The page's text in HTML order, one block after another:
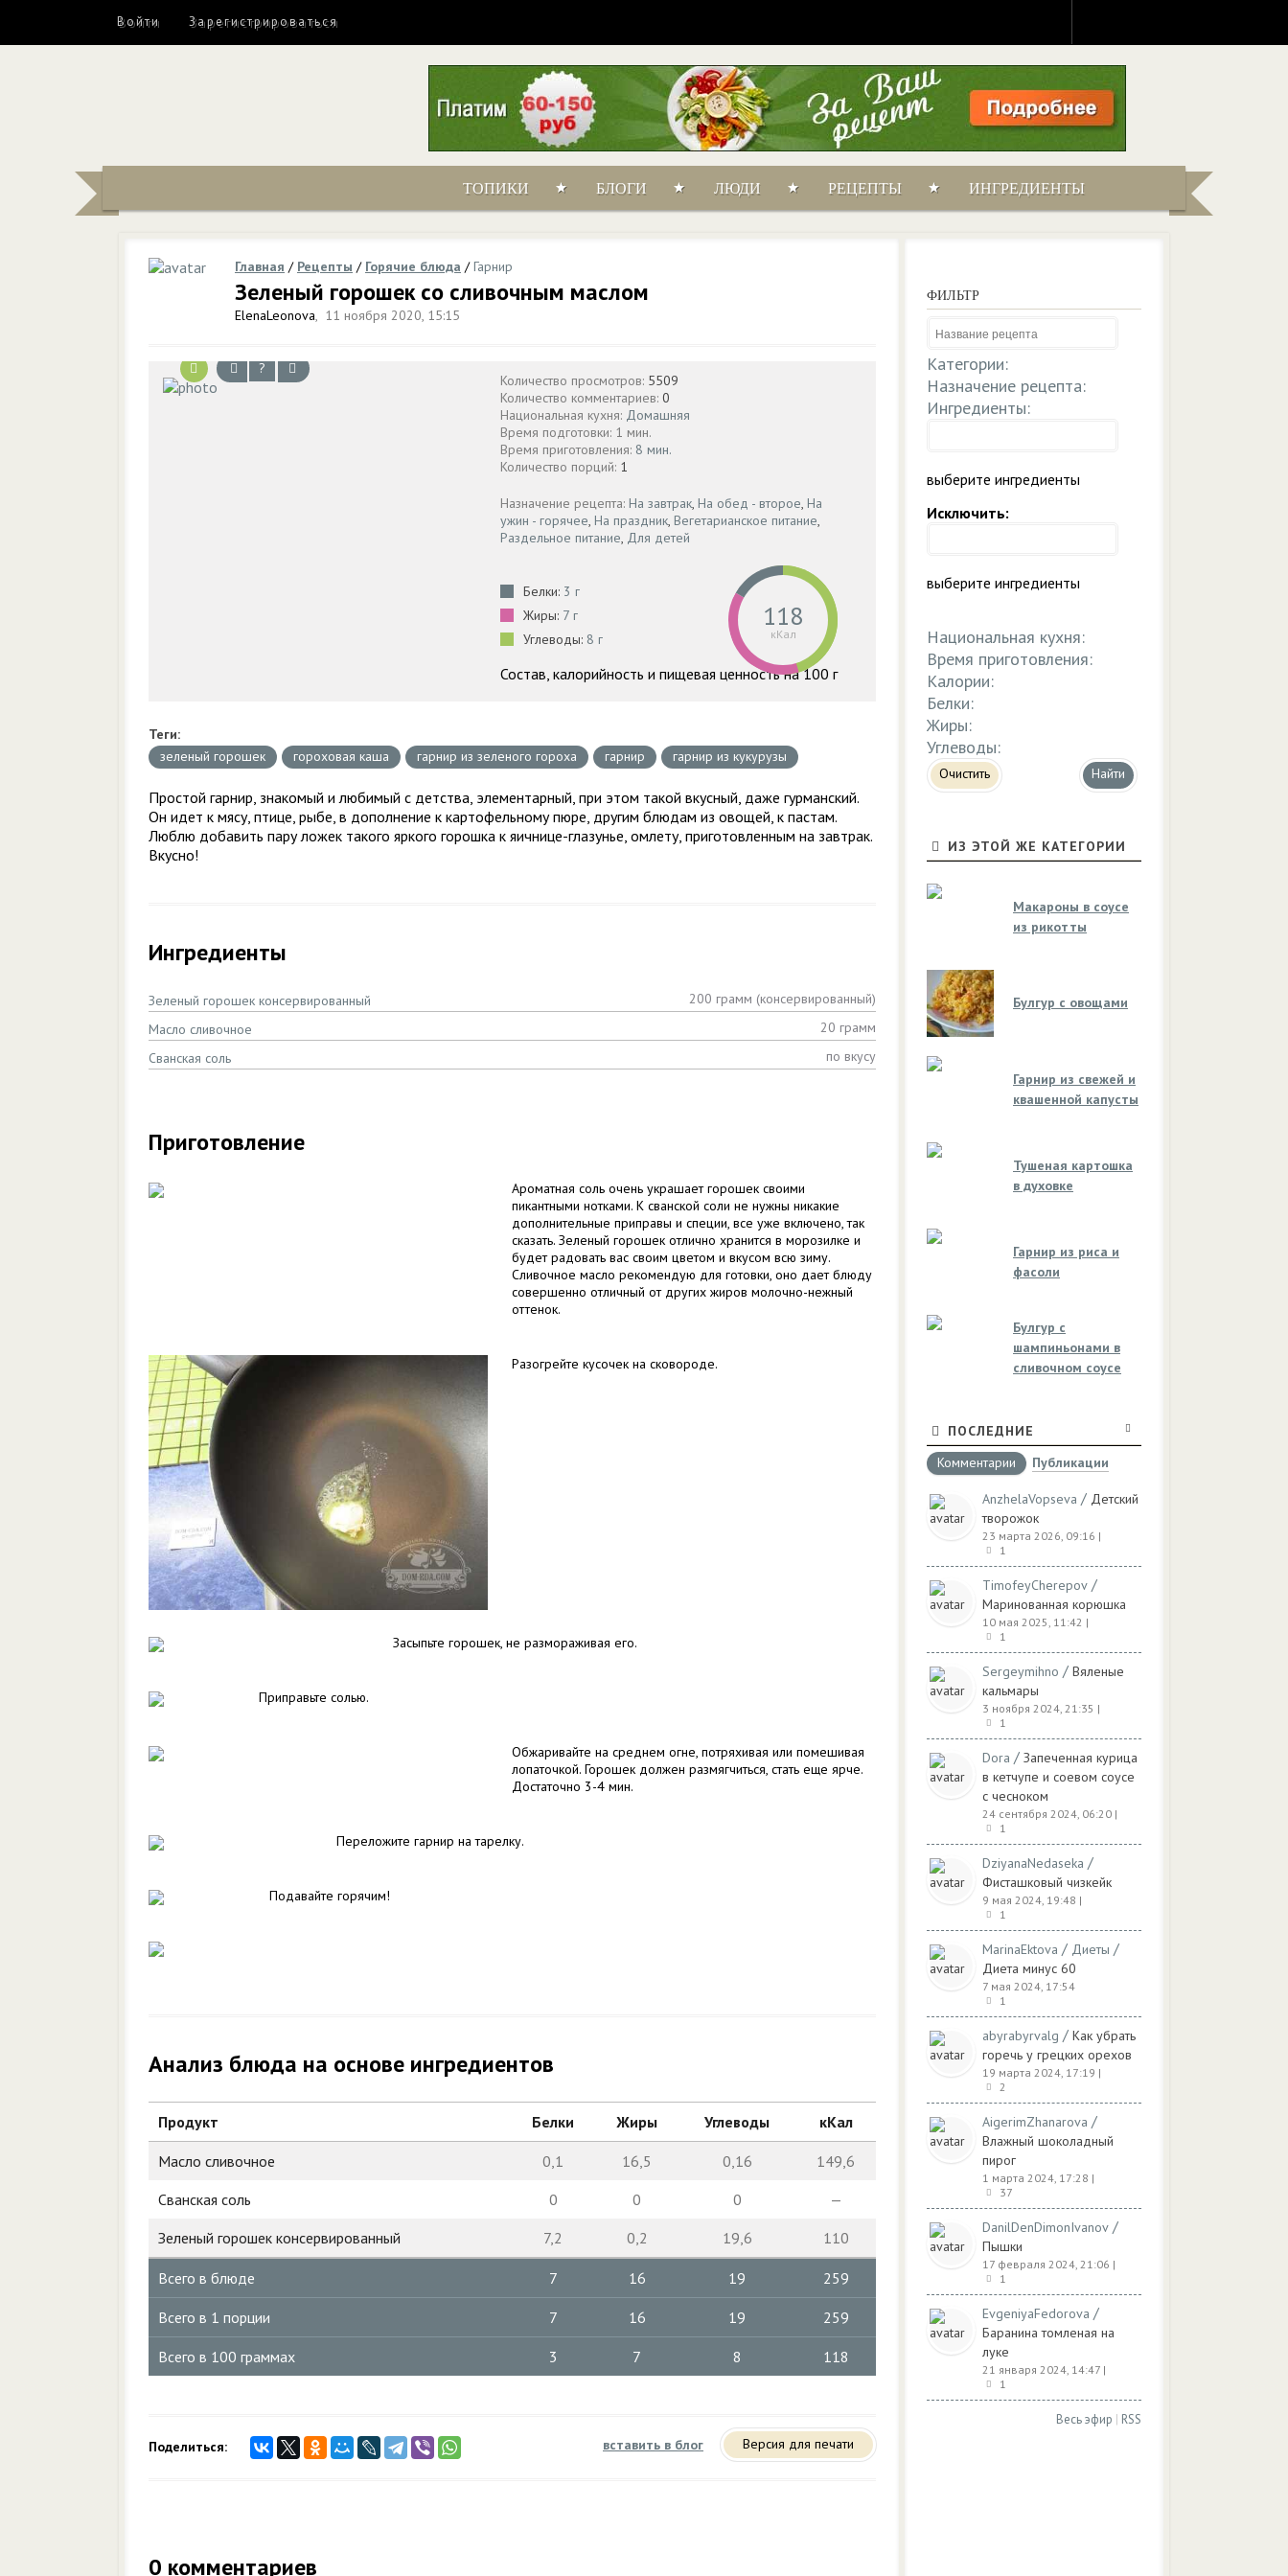
Войти Зарегистрироваться
ТОПИКИ БЛОГИ ЛЮДИ РЕЦЕПТЫ ИНГРЕДИЕНТЫ
Главная / Рецепты / Горячие блюда /Гарнир
Зеленый горошек со сливочным маслом
ElenaLeonova, 11 ноября 2020, 15:15
?
Количество просмотров: 5509
Количество комментариев: 0
Национальная кухня: Домашняя
Время подготовки: 1 мин.
Время приготовления: 8 мин.
Количество порций: 1
Назначение рецепта: На завтрак, На обед - второе, На
ужин - горячее, На праздник, Вегетарианское питание,
Раздельное питание, Для детей
Белки: 3 г
Жиры: 7 г
Углеводы: 8 г
118
кКал
Состав, калорийность и пищевая ценность на 100 г
Теги:
зеленый горошек
гороховая каша гарнир из зеленого гороха гарнир гарнир из кукурузы
Простой гарнир, знакомый и любимый с детства, элементарный, при этом такой вкусный, даже гурманский.
Он идет к мясу, птице, рыбе, в дополнение к картофельному пюре, другим блюдам из овощей, к пастам.
Люблю добавить пару ложек такого яркого горошка к яичнице-глазунье, омлету, приготовленным на завтрак.
Вкусно!
Ингредиенты
Зеленый горошек консервированный
200 грамм (консервированный)
Масло сливочное
20 грамм
Сванская соль
по вкусу
Приготовление
Ароматная соль очень украшает горошек своими
пикантными нотками. К сванской соли не нужны никакие
дополнительные приправы и специи, все уже включено, так
сказать. Зеленый горошек отлично хранится в морозилке и
будет радовать вас своим цветом и вкусом всю зиму.
Сливочное масло рекомендую для готовки, оно дает блюду
совершенно отличный от других жиров молочно-нежный
оттенок.
Разогрейте кусочек на сковороде.
Засыпьте горошек, не размораживая его.
Приправьте солью.
Обжаривайте на среднем огне, потряхивая или помешивая
лопаточкой. Горошек должен размягчиться, стать еще ярче.
Достаточно 3-4 мин.
Переложите гарнир на тарелку.
Подавайте горячим!
Анализ блюда на основе ингредиентов
Продукт Белки Жиры Углеводы кКал
Масло сливочное 0,1 16,5 0,16
149,6
Сванская соль
0 0 0
—
Зеленый горошек консервированный
7,2 0,2 19,6 110
Всего в блюде 7 16 19 259
Всего в 1 порции 7 16 19 259
Всего в 100 граммах 3 7 8 118
Поделиться: вставить в блог Версия для печати
0 комментариев
ФИЛЬТР
Категории:
Назначение рецепта:
Ингредиенты:
выберите ингредиенты
Исключить:
выберите ингредиенты
Национальная кухня:
Время приготовления:
Калории:
Белки:
Жиры:
Углеводы:
Очистить
ИЗ ЭТОЙ ЖЕ КАТЕГОРИИ
Макароны в соусе
из рикотты
Булгур с овощами
Гарнир из свежей и
квашенной капусты
Тушеная картошка
в духовке
Гарнир из риса и
фасоли
Булгур с
шампиньонами в
сливочном соусе
ПОСЛЕДНИЕ
Комментарии
Публикации
AnzhelaVopseva / Детский
творожок
23 марта 2026, 09:16 |
1
TimofeyCherepov /
Маринованная корюшка
10 мая 2025, 11:42 |
1
Sergeymihno / Вяленые
кальмары
3 ноября 2024, 21:35 |
1
Dora / Запеченная курица
в кетчупе и соевом соусе
с чесноком
24 сентября 2024, 06:20 |
1
DziyanaNedaseka /
Фисташковый чизкейк
9 мая 2024, 19:48 |
1
MarinaEktova / Диеты /
Диета минус 60
7 мая 2024, 17:54
1
abyrabyrvalg / Как убрать
горечь у грецких орехов
19 марта 2024, 17:19 |
2
AigerimZhanarova /
Влажный шоколадный
пирог
1 марта 2024, 17:28 |
37
DanilDenDimonIvanov /
Пышки
17 февраля 2024, 21:06 |
1
EvgeniyaFedorova /
Баранина томленая на
луке
21 января 2024, 14:47 |
1
Весь эфир | RSS